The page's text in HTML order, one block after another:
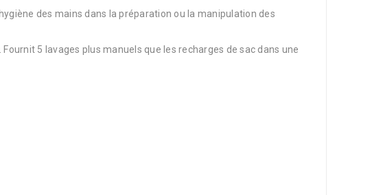
des mains dans la préparation ou la manipulation des
5 lavages plus manuels que les recharges de sac dans une